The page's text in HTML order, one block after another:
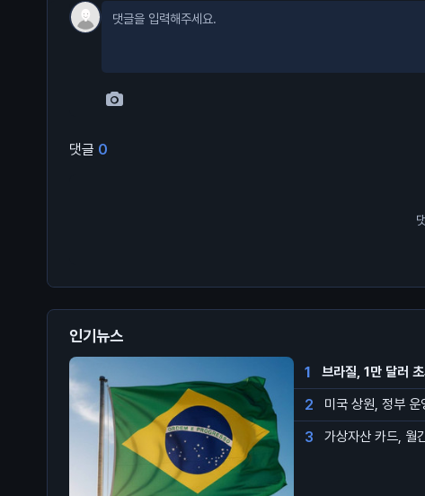
댓글 0
인기뉴스
1 브라질, 1만 달러
2 미국 상원, 정부 운
3 가상자산 카드, 월